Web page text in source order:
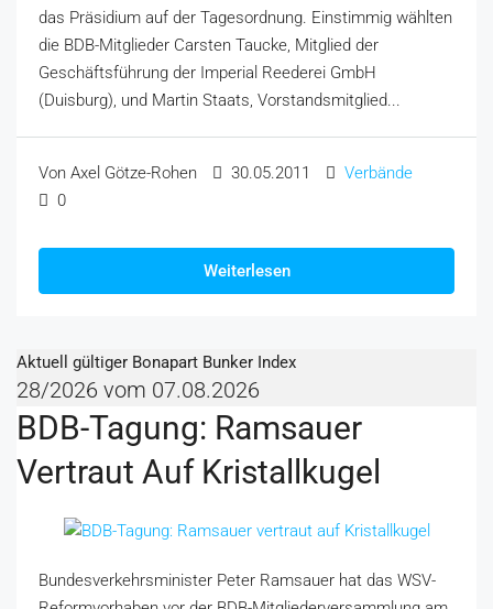
das Präsidium auf der Tagesordnung. Einstimmig wählten
die BDB-Mitglieder Carsten Taucke, Mitglied der
Geschäftsführung der Imperial Reederei GmbH
(Duisburg), und Martin Staats, Vorstandsmitglied...
Von Axel Götze-Rohen 30.05.2011
Verbände
0
Weiterlesen
Aktuell gültiger Bonapart Bunker Index
28/2026 vom 07.08.2026
BDB-Tagung: Ramsauer
Vertraut Auf Kristallkugel
Bundesverkehrsminister Peter Ramsauer hat das WSV-